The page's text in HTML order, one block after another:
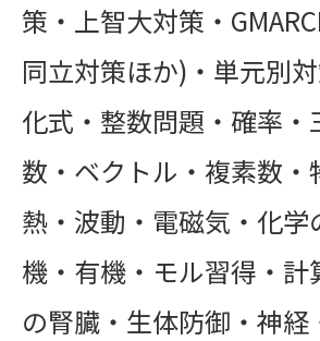
策・上智大対策・
同立対策ほか)・単元別
化式・整数問題・確率・
数・ベクトル・複素数・
熱・波動・電磁気・化学
機・有機・モル習得・計
の腎臓・生体防御・神経